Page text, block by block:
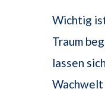
Wichtig
Traum
lassen
Wachwelt